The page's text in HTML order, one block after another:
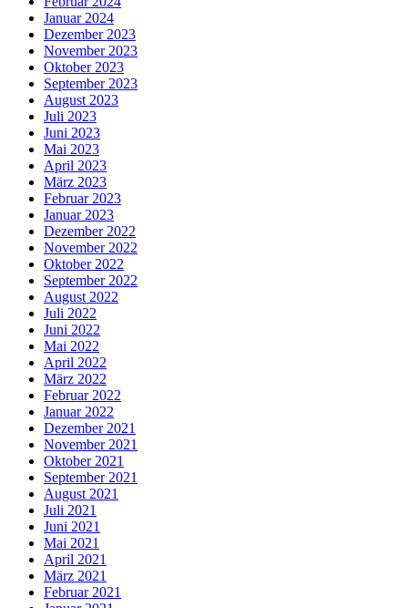
Januar 2024
Dezember 2023
November 2023
Oktober 2023
September 2023
August 2023
Juli 2023
Juni 2023
Mai 2023
April 2023
März 2023
Februar 2023
Januar 2023
Dezember 2022
November 2022
Oktober 2022
September 2022
August 2022
Juli 2022
Juni 2022
Mai 2022
April 2022
März 2022
Februar 2022
Januar 2022
Dezember 2021
November 2021
Oktober 2021
September 2021
August 2021
Juli 2021
Juni 2021
Mai 2021
April 2021
März 2021
Februar 2021